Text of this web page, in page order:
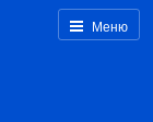
Меню